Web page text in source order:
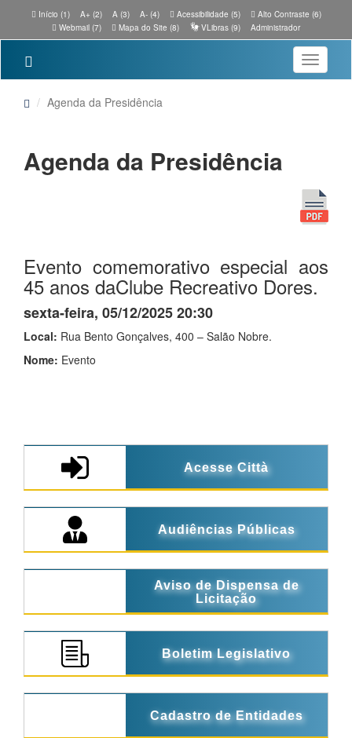
Início (1) A+ (2) A (3) A- (4) Acessibilidade (5)
Alto Contraste (6)
Webmail (7)
Mapa do Site (8) VLibras (9) Administrador
Toggle
Agenda da Presidência
Agenda da Presidência
Evento comemorativo especial aos
45 anos daClube Recreativo Dores.
sexta-feira, 05/12/2025 20:30
Local: Rua Bento Gonçalves, 400 – Salão Nobre.
Nome: Evento
Acesse Città
Audiências Públicas
Aviso de Dispensa de
Licitação
Boletim Legislativo
Cadastro de Entidades